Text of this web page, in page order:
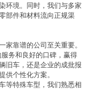
环境。同时，我们与多家
部件和材料流向正规渠
家靠谱的公司至关重要。
务和良好的口碑，赢得
旧车，还是企业的成批报
供个性化方案。
等特殊车型，我们熟悉相